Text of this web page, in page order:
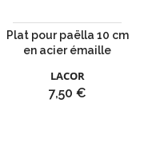
Plat pour paëlla 10 cm
en acier émaille
LACOR
Prix
7,50 €